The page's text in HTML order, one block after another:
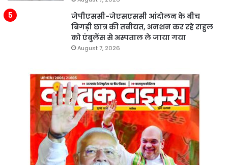
जेपीएससी-जेएसएससी आंदोलन के बीच
बिगड़ी छात्र की तबीयत, अनशन कर रहे राहुल
को एंबुलेंस से अस्पताल ले जाया गया
August 7, 2026